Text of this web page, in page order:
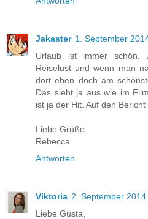
Jakaster 1. September
Urlaub ist immer schön.
Reiselust und wenn man
dort eben doch am
Das sieht ja aus wie im
ist ja der Hit. Auf den
Liebe Grüße
Rebecca
Antworten
Viktoria 2. September
Liebe Gusta,